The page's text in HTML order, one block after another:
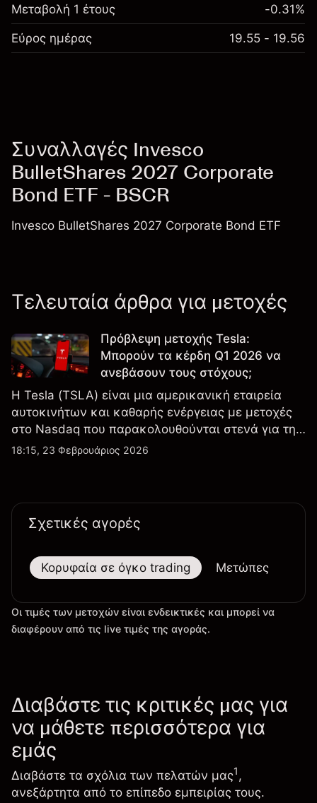
Μεταβολή 1 έτους -0.31%
Εύρος ημέρας 19.55 - 19.56
Συναλλαγές Invesco
BulletShares 2027 Corporate
Bond ETF - BSCR
Invesco BulletShares 2027 Corporate Bond ETF
Τελευταία άρθρα για μετοχές
Πρόβλεψη μετοχής Tesla:
Μπορούν τα κέρδη Q1 2026 να
ανεβάσουν τους στόχους;
Η Tesla (TSLA) είναι μια αμερικανική εταιρεία
αυτοκινήτων και καθαρής ενέργειας με μετοχές
στο Nasdaq που παρακολουθούνται στενά για την
απόδοση κερδών, τα δεδομένα παραδόσεων και
18:15, 23 Φεβρουάριος 2026
Σχετικές αγορές
Κορυφαία σε όγκο trading Μετώπες
Οι τιμές των μετοχών είναι ενδεικτικές και μπορεί να
διαφέρουν από τις live τιμές της αγοράς.
Διαβάστε τις κριτικές μας για
να μάθετε περισσότερα για
εμάς
Διαβάστε τα σχόλια των πελατών μας1,
ανεξάρτητα από το επίπεδο εμπειρίας τους.